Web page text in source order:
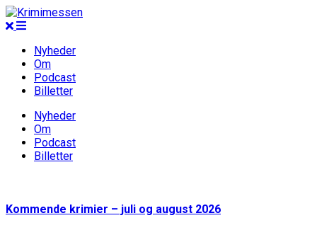
Nyheder
Om
Podcast
Billetter
Nyheder
Om
Podcast
Billetter
Kommende krimier – juli og august 2026